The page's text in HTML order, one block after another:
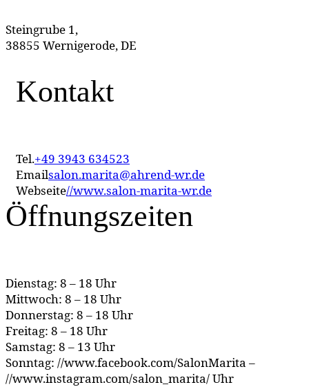
Steingrube 1,
38855 Wernigerode, DE
Kontakt
Tel.+49 3943 634523
Emailsalon.marita@ahrend-wr.de
Webseite//www.salon-marita-wr.de
Öffnungszeiten
Dienstag: 8 – 18 Uhr
Mittwoch: 8 – 18 Uhr
Donnerstag: 8 – 18 Uhr
Freitag: 8 – 18 Uhr
Samstag: 8 – 13 Uhr
Sonntag: //www.facebook.com/SalonMarita –
//www.instagram.com/salon_marita/ Uhr